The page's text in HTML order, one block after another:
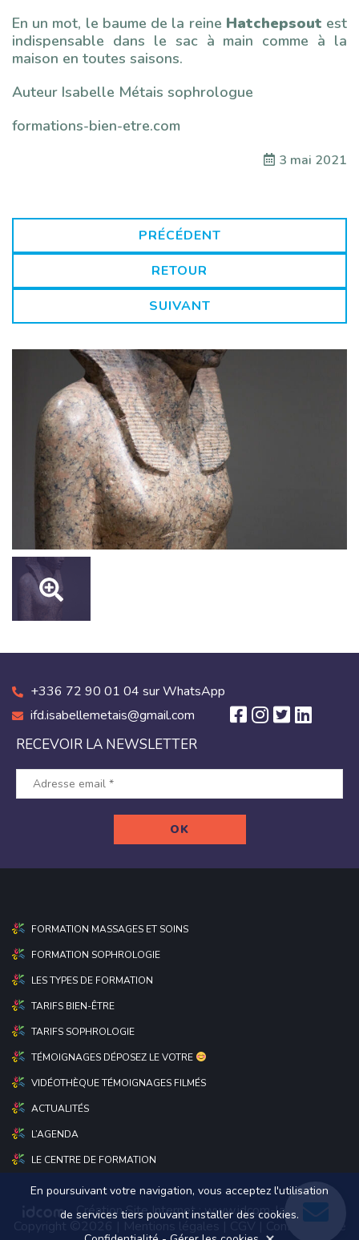
En un mot, le baume de la reine Hatchepsout est
indispensable dans le sac à main comme à la
maison en toutes saisons.
Auteur Isabelle Métais sophrologue
formations-bien-etre.com
3 mai 2021
PRÉCÉDENT
RETOUR
SUIVANT
+336 72 90 01 04 sur WhatsApp
ifd.isabellemetais@gmail.com
RECEVOIR LA NEWSLETTER
FORMATION MASSAGES ET SOINS
FORMATION SOPHROLOGIE
LES TYPES DE FORMATION
TARIFS BIEN-ÊTRE
TARIFS SOPHROLOGIE
TÉMOIGNAGES DÉPOSEZ LE VOTRE
VIDÉOTHÈQUE TÉMOIGNAGES FILMÉS
ACTUALITÉS
L’AGENDA
LE CENTRE DE FORMATION
Création Site Internet :www.idcom-lagence.fr
Mentions légales Confidentialité
En poursuivant votre navigation, vous acceptez l'utilisation
de services tiers pouvant installer des cookies.